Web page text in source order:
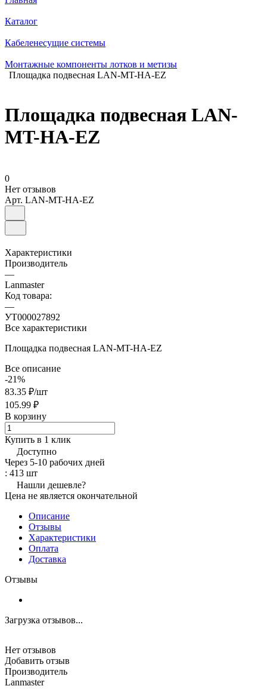
Каталог
Кабеленесущие системы
Монтажные компоненты лотков и метизы
Площадка подвесная LAN-MT-HA-EZ
Площадка подвесная LAN-
MT-HA-EZ
0
Нет отзывов
Арт. LAN-MT-HA-EZ
Характеристики
Производитель
—
Lanmaster
Код товара:
—
УТ000027892
Все характеристики
Площадка подвесная LAN-MT-HA-EZ
Все описание
-21%
83.35 ₽/шт
105.99 ₽
В корзину
Купить в 1 клик
Доступно
Через 5-10 рабочих дней
: 413 шт
Нашли дешевле?
Цена не является окончательной
Описание
Отзывы
Характеристики
Оплата
Доставка
Отзывы
Загрузка отзывов...
Нет отзывов
Добавить отзыв
Производитель
Lanmaster